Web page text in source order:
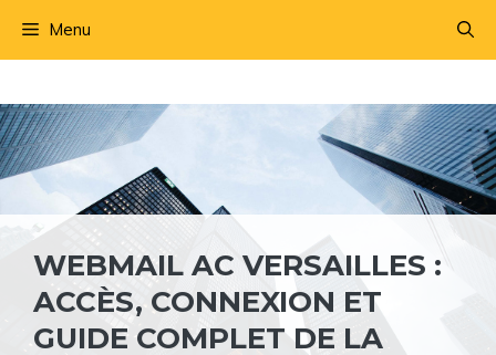
Menu
WEBMAIL AC VERSAILLES :
ACCÈS, CONNEXION ET
GUIDE COMPLET DE LA